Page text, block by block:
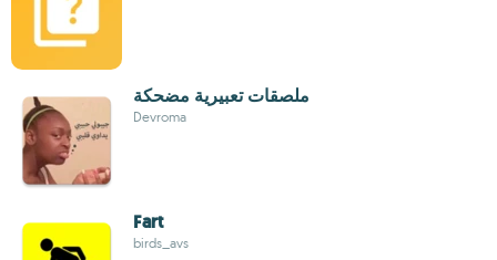
ملصقات تعبيرية مضحكة
Devroma
Fart
birds_avs